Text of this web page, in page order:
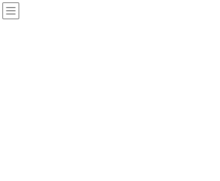
コ
ン
ナ
ビ